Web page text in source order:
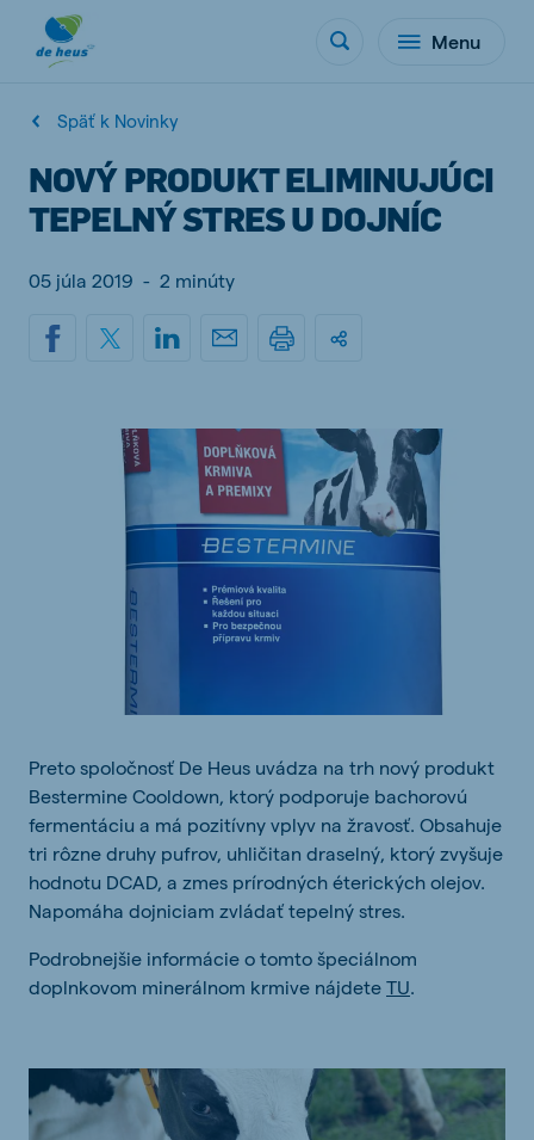
Menu
Späť k Novinky
NOVÝ PRODUKT ELIMINUJÚCI
TEPELNÝ STRES U DOJNÍC
05 júla 2019 - 2 minúty
Preto spoločnosť De Heus uvádza na trh nový produkt
Bestermine Cooldown, ktorý podporuje bachorovú
fermentáciu a má pozitívny vplyv na žravosť. Obsahuje
tri rôzne druhy pufrov, uhličitan draselný, ktorý zvyšuje
hodnotu DCAD, a zmes prírodných éterických olejov.
Napomáha dojniciam zvládať tepelný stres.
Podrobnejšie informácie o tomto špeciálnom
doplnkovom minerálnom krmive nájdete TU.